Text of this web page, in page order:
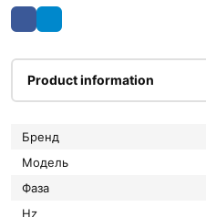
Product information
Бренд
Модель
Фаза
Hz